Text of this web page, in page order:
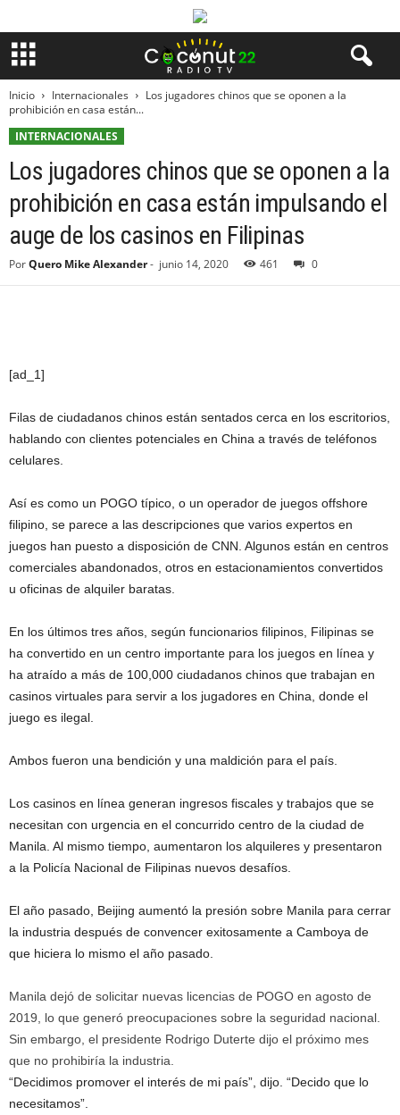
Inicio Internacionales
Los jugadores chinos que se oponen a la
prohibición en casa están...
INTERNACIONALES
Los jugadores chinos que se oponen a la
prohibición en casa están impulsando el
auge de los casinos en Filipinas
PorQuero Mike Alexander- junio 14, 2020 461 0
[ad_1]
Filas de ciudadanos chinos están sentados cerca en los escritorios,
hablando con clientes potenciales en China a través de teléfonos
celulares.
Así es como un POGO típico, o un operador de juegos offshore
filipino, se parece a las descripciones que varios expertos en
juegos han puesto a disposición de CNN. Algunos están en centros
comerciales abandonados, otros en estacionamientos convertidos
u oficinas de alquiler baratas.
En los últimos tres años, según funcionarios filipinos, Filipinas se
ha convertido en un centro importante para los juegos en línea y
ha atraído a más de 100,000 ciudadanos chinos que trabajan en
casinos virtuales para servir a los jugadores en China, donde el
juego es ilegal.
Ambos fueron una bendición y una maldición para el país.
Los casinos en línea generan ingresos fiscales y trabajos que se
necesitan con urgencia en el concurrido centro de la ciudad de
Manila. Al mismo tiempo, aumentaron los alquileres y presentaron
a la Policía Nacional de Filipinas nuevos desafíos.
El año pasado, Beijing aumentó la presión sobre Manila para cerrar
la industria después de convencer exitosamente a Camboya de
que hiciera lo mismo el año pasado.
Manila dejó de solicitar nuevas licencias de POGO en agosto de
2019, lo que generó preocupaciones sobre la seguridad nacional.
Sin embargo, el presidente Rodrigo Duterte dijo el próximo mes
que no prohibiría la industria.
“Decidimos promover el interés de mi país”, dijo. “Decido que lo
necesitamos”.